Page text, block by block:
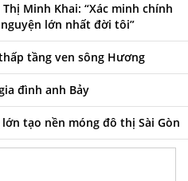
Minh Khai: “Xác minh chính
lớn nhất đời tôi”
tầng ven sông Hương
đình anh Bảy
tạo nền móng đô thị Sài Gòn